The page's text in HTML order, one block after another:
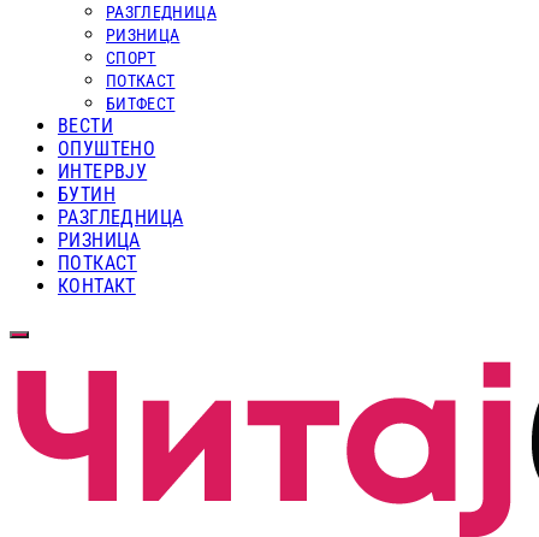
РАЗГЛЕДНИЦА
РИЗНИЦА
СПОРТ
ПОТКАСТ
БИТФЕСТ
ВЕСТИ
ОПУШТЕНО
ИНТЕРВЈУ
БУТИН
РАЗГЛЕДНИЦА
РИЗНИЦА
ПОТКАСТ
КОНТАКТ